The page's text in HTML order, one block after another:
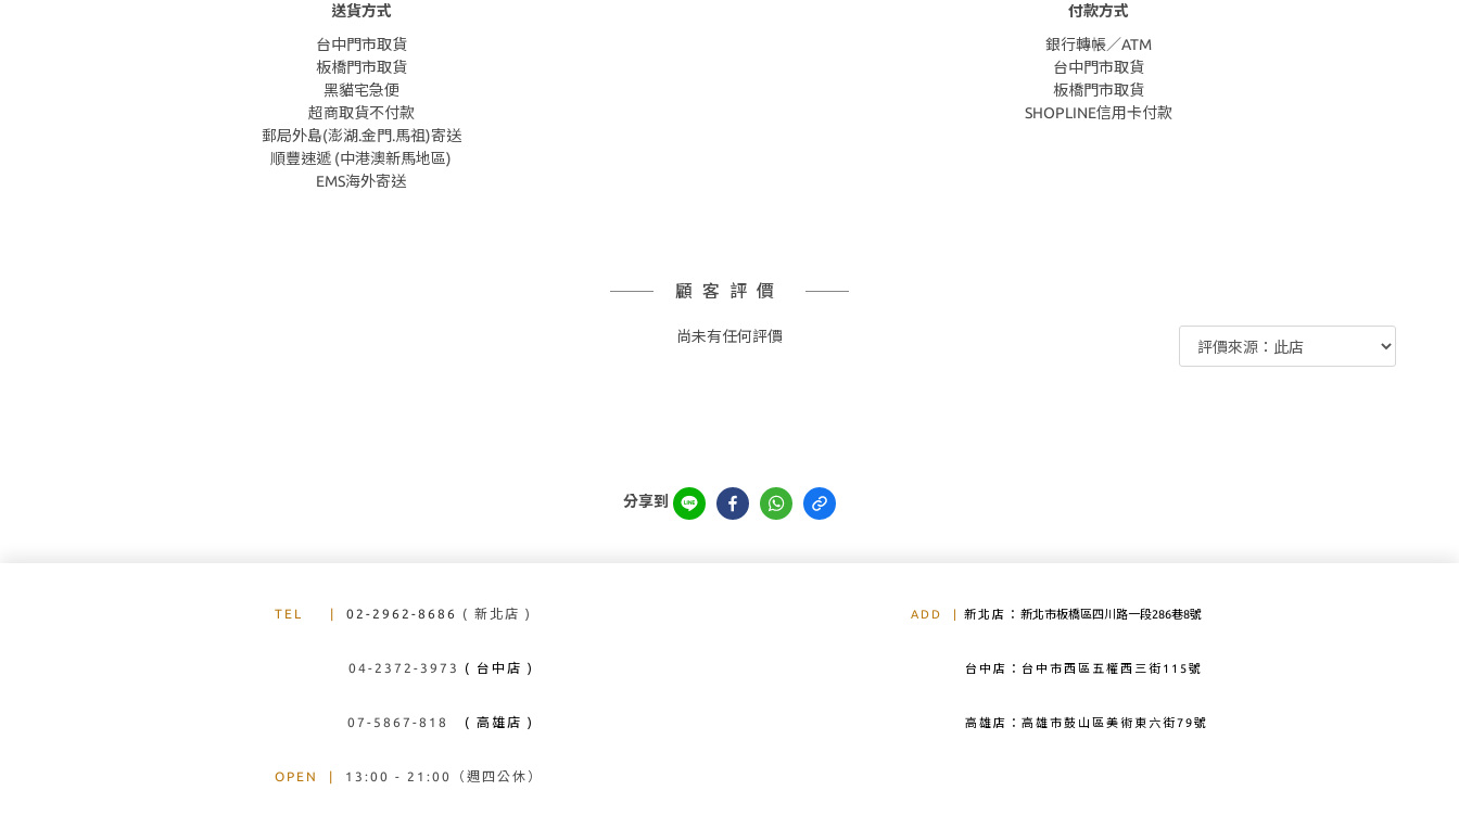
送貨方式
台中門市取貨
板橋門市取貨
黑貓宅急便
超商取貨不付款
郵局外島(澎湖.金門.馬祖)寄送
順豐速遞 (中港澳新馬地區)
EMS海外寄送
付款方式
銀行轉帳／ATM
台中門市取貨
板橋門市取貨
SHOPLINE信用卡付款
顧客評價
尚未有任何評價
分享到
TEL | 02-2962-8686 ( 新北店 )
04-2372-3973 ( 台中店 )
07-5867-818 ( 高雄店 )
OPEN | 13:00 - 21:00（週四公休）
ADD | 新北店： 新北市板橋區四川路一段286巷8號
台中店：台中市西區五權西三街115號
高雄店：高雄市鼓山區美術東六街79號